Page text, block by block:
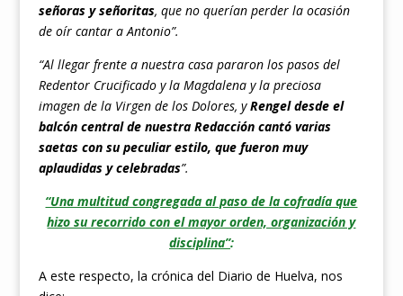
señoras y señoritas, que no querían perder la ocasión
de oír cantar a Antonio”.
“Al llegar frente a nuestra casa pararon los pasos del
Redentor Crucificado y la Magdalena y la preciosa
imagen de la Virgen de los Dolores, yRengel desde el
balcón central de nuestra Redacción cantó varias
saetas con su peculiar estilo, que fueron muy
aplaudidas y celebradas”.
“Una multitud congregada al paso de la cofradía que
hizo su recorrido con el mayor orden, organización y
disciplina”:
A este respecto, la crónica del Diario de Huelva, nos